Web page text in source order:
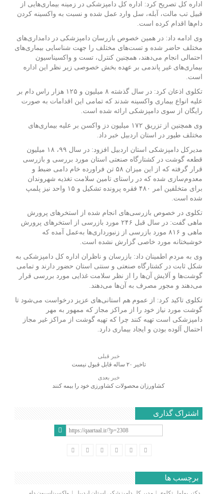
اداره کل تصریح کرد: اداره کل دامپزشکی در زمینه بیماری‌هایی از
قبیل تب مالت، آبله، سل وارد عمل شده و نسبت به واکسینه کردن
دام‌ها اقدام کرده است.
وی ادامه داد: در همین خصوص بازرسان دامپزشکی در دامداری‌های
مختلف حاضر شده و تست‌های مختلف را جهت شناسایی بیماری‌های
احتمالی انجام می‌دهند، همچنین کنترل، تست و واکسیناسیون
بیماری‌های غیر پاندمی بر عهده بخش خصوصی زیر نظر این اداره
است.
تکلوی اذعان کرد: در سال گذشته ۸ میلیون و ۱۲۵ هزار راس دام بر
علیه انواع بیماری واکسینه شدند که تمامی این اقدامات به صورت
رایگان از سوی دامپزشکی ارائه شده است.
وی همچنین از تزریق ۱۷۲ میلیون دز واکسن بر علیه بیماری‌های
مختلف طیور در استان اردبیل خبر داد.
مدیرکل دامپزشکی استان اردبیل افزود: در سال ۹۹، ۱۸ میلیون
قطعه گوشت در کشتارگاه صنعتی استان مورد بررسی و بازرسی
قرار گرفته که از این میزان ۵۸ تن فراورده خام دامی ضبط و
معدوم‌سازی شده که در راستای تامین سلامت تغذیه شهروندان
برای متخلفین امر ۴۸۰ فقره پرونده تشکیل و ۱۵ واحد نیز پلمپ
شده است.
تکلوی در خصوص بازرسی‌های انجام شده از استخرهای پرورش
ماهی گفت: در سال قبل ۲۴۶ مورد بازرسی از استخرهای پرورش
ماهی و ۸۱۶ مورد بازرسی از زنبورداری‌ها به‌عمل آمده که
خوشبختانه مورد خاصی گزارش نشده است.
وی به مردم اطمینان داد: بازرسان و ناظران اداره کل دامپزشکی به
شکل ثابت در کشتارگاه صنعتی و سنتی استان حضور دارند و تمامی
گوشت‌ها و آلایش آن‌ها را از نظر سلامت غذایی مورد بررسی قرار
می‌دهند و مجور مصرف به آن‌ها می‌دهند.
تکلوی تاکید کرد: از عموم هم استانی‌های عزیز درخواست می‌شود تا
گوشت مورد نیاز خود را از مراکز مجاز که ممهور به مهر
دامپزشکی است تهیه کنند چرا که تهیه گوشت از مراکز غیر مجاز
احتمال آلوده بودن و ایجاد بیماری دارد.
خبر قبلی
تاخیر ۲۰ ساله قابل قبول نیست
خبر بعدی
کشاورزان محصولات کشاورزی خود را بیمه کنند
اشتراک گذاری
برچسب ها